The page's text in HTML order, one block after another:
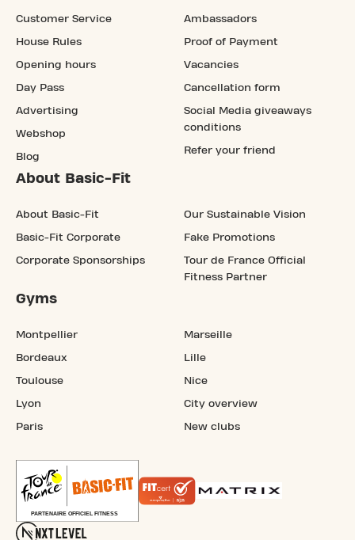
Customer Service
House Rules
Opening hours
Day Pass
Advertising
Webshop
Blog
Ambassadors
Proof of Payment
Vacancies
Cancellation form
Social Media giveaways
conditions
Refer your friend
About Basic-Fit
About Basic-Fit
Basic-Fit Corporate
Corporate Sponsorships
Our Sustainable Vision
Fake Promotions
Tour de France Official
Fitness Partner
Gyms
Montpellier
Bordeaux
Toulouse
Lyon
Paris
Marseille
Lille
Nice
City overview
New clubs